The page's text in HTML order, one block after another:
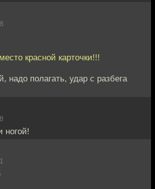
красной карточки!!!
надо полагать, удар с разбега
ногой!